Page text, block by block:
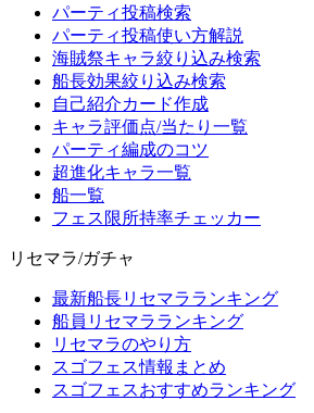
パーティ投稿検索
パーティ投稿使い方解説
海賊祭キャラ絞り込み検索
船長効果絞り込み検索
自己紹介カード作成
キャラ評価点/当たり一覧
パーティ編成のコツ
超進化キャラ一覧
船一覧
フェス限所持率チェッカー
リセマラ/ガチャ
最新船長リセマラランキング
船員リセマラランキング
リセマラのやり方
スゴフェス情報まとめ
スゴフェスおすすめランキング